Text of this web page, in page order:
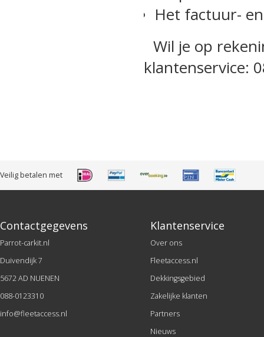
Het factuur-
Wil je op
klantenservice:
Veilig betalen met
Contactgegevens
Parrot-carkit.nl
Duivendijk 7
5672 AD NUENEN
088-0123310
info@fleetaccess.nl
Klantenservice
Over ons
Fleetaccess.nl
Dekkingsgebied
Zakelijke klanten
Partners
Nieuws